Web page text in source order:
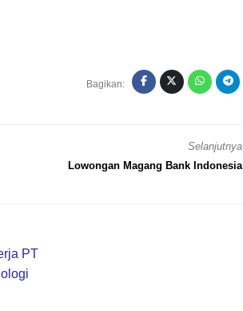
Bagikan:
Selanjutnya
Lowongan Magang Bank Indonesia